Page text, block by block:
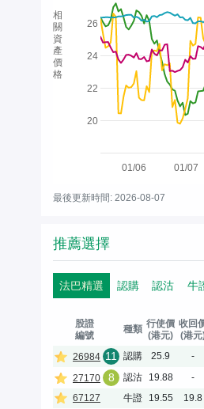
01/06 01/07
20
22
24
26
相
關
資
產
價
格
最後更新時間: 2026-08-07
推薦選擇
法巴精選 認購 認沽 牛
股證
編號
種類 行使價
(港元)
收回
(港元
26984 11 認購 25.9 -
27170
8 認沽 19.88 -
67127
牛證 19.55 19.8